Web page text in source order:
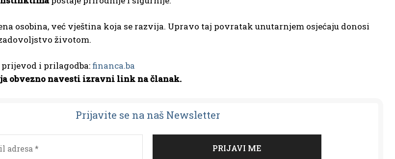
osobina, već vještina koja se razvija. Upravo taj povratak unutarnjem osjećaju donosi
životom.
prijevod i prilagodba: financa.ba
obvezno navesti izravni link na članak.
Prijavite se na naš Newsletter